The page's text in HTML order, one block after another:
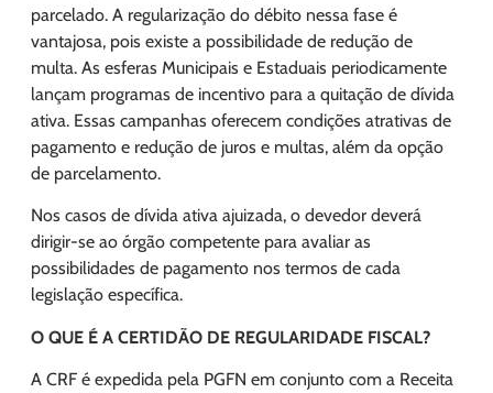
parcelado. A regularização do débito nessa fase é
vantajosa, pois existe a possibilidade de redução de
multa. As esferas Municipais e Estaduais periodicamente
lançam programas de incentivo para a quitação de dívida
ativa. Essas campanhas oferecem condições atrativas de
pagamento e redução de juros e multas, além da opção
de parcelamento.
Nos casos de dívida ativa ajuizada, o devedor deverá
dirigir-se ao órgão competente para avaliar as
possibilidades de pagamento nos termos de cada
legislação específica.
O QUE É A CERTIDÃO DE REGULARIDADE FISCAL?
A CRF é expedida pela PGFN em conjunto com a Receita